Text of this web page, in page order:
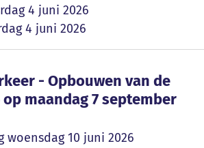
4 juni 2026
4 juni 2026
- Opbouwen van de
- Opbouwen van de
maandag 7 september
woensdag 10 juni 2026